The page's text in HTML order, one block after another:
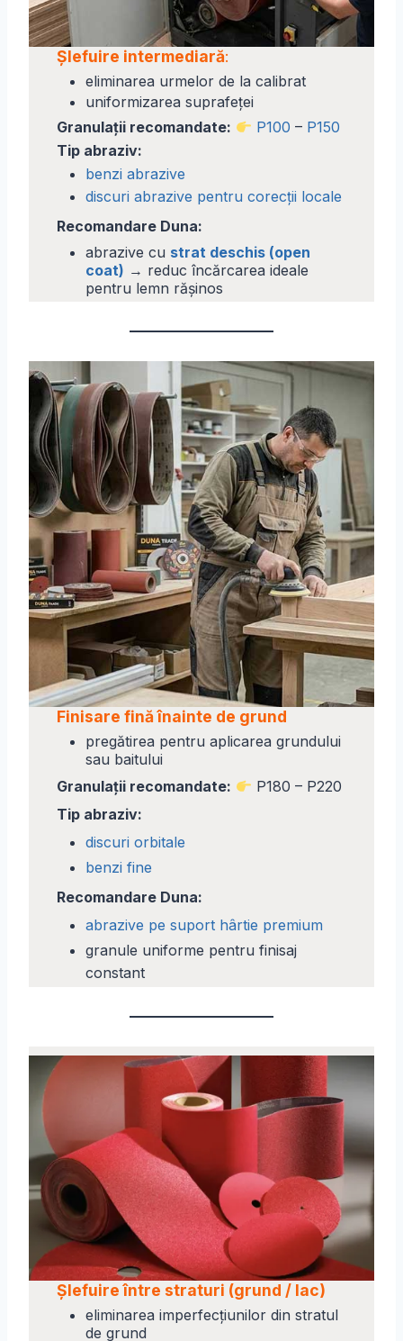
Șlefuire intermediară:
eliminarea urmelor de la calibrat
uniformizarea suprafeței
Granulații recomandate:
P100 – P150
Tip abraziv:
benzi abrazive
discuri abrazive pentru corecții locale
Recomandare Duna:
abrazive cu strat deschis (open
coat) → reduc încărcarea ideale
pentru lemn rășinos
Finisare fină înainte de grund
pregătirea pentru aplicarea grundului
sau baitului
Granulații recomandate:
P180 – P220
Tip abraziv:
discuri orbitale
benzi fine
Recomandare Duna:
abrazive pe suport hârtie premium
granule uniforme pentru finisaj
constant
Șlefuire între straturi (grund / lac)
eliminarea imperfecțiunilor din stratul
de grund